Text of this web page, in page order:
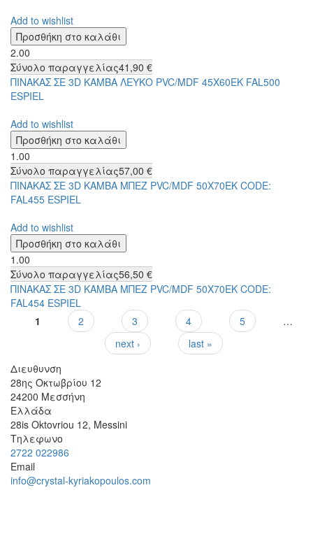
Add to wishlist
2.00
Σύνολο παραγγελίας41,90 €
ΠΙΝΑΚΑΣ ΣΕ 3D ΚΑΜΒΑ ΛΕΥΚΟ PVC/MDF 45Χ60ΕΚ FAL500
ESPIEL
Add to wishlist
1.00
Σύνολο παραγγελίας57,00 €
ΠΙΝΑΚΑΣ ΣΕ 3D ΚΑΜΒΑ ΜΠΕΖ PVC/MDF 50Χ70ΕΚ CODE:
FAL455 ESPIEL
Add to wishlist
1.00
Σύνολο παραγγελίας56,50 €
ΠΙΝΑΚΑΣ ΣΕ 3D ΚΑΜΒΑ ΜΠΕΖ PVC/MDF 50Χ70ΕΚ CODE:
FAL454 ESPIEL
Σελίδες
1 2 3 4 5
…
next ›
last »
Διευθυνση
28ης Οκτωβρίου 12
24200 Μεσσήνη
Ελλάδα
28is Oktovriou 12, Messini
Τηλεφωνο
2722 022986
Email
info@crystal-kyriakopoulos.com